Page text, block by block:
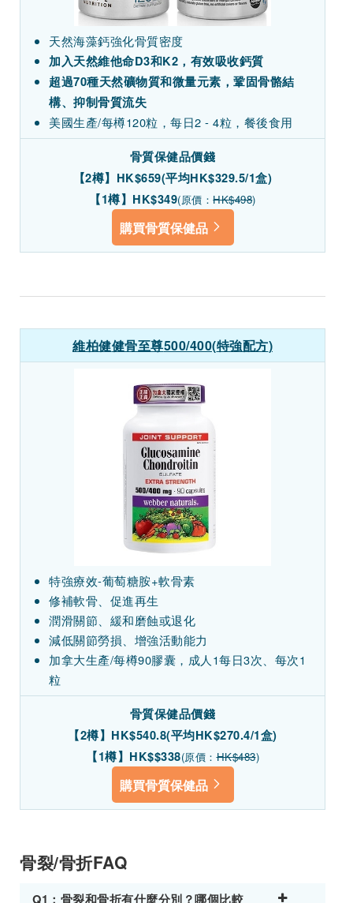
天然海藻鈣強化骨質密度
加入天然維他命D3和K2，有效吸收鈣質
超過70種天然礦物質和微量元素，鞏固骨骼結
構、抑制骨質流失
美國生產/每樽120粒，每日2 - 4粒，餐後食用
骨質保健品價錢
【2樽】HK$659(平均HK$329.5/1盒)
【1樽】HK$349(原價：HK$498)
購買骨質保健品
維柏健健骨至尊500/400(特強配方)
特強療效-葡萄糖胺+軟骨素
修補軟骨、促進再生
潤滑關節、緩和磨蝕或退化
減低關節勞損、增強活動能力
加拿大生產/每樽90膠囊，成人 1每日3次、每次1
粒
骨質保健品價錢
【2樽】HK$540.8(平均HK$270.4/1盒)
【1樽】HK$$338(原價：HK$483)
購買骨質保健品
骨裂/骨折FAQ
Q1：骨裂和骨折有什麼分別？哪個比較